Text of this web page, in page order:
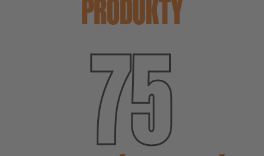
PRODUKTY
75